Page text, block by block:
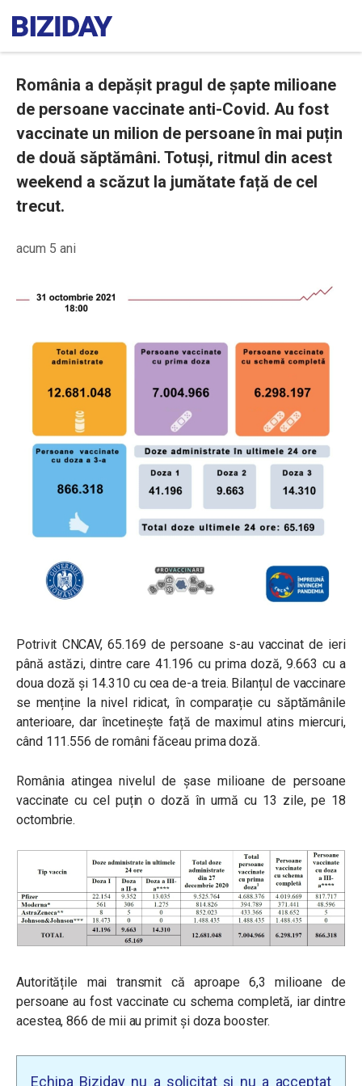
România a depășit pragul de șapte milioane
de persoane vaccinate anti-Covid. Au fost
vaccinate un milion de persoane în mai puțin
de două săptămâni. Totuși, ritmul din acest
weekend a scăzut la jumătate față de cel
trecut.
acum 5 ani
Potrivit CNCAV, 65.169 de persoane s-au vaccinat de ieri
până astăzi, dintre care 41.196 cu prima doză, 9.663 cu a
doua doză și 14.310 cu cea de-a treia. Bilanțul de vaccinare
se menține la nivel ridicat, în comparație cu săptămânile
anterioare, dar încetinește față de maximul atins miercuri,
când 111.556 de români făceau prima doză.
România atingea nivelul de șase milioane de persoane
vaccinate cu cel puțin o doză în urmă cu 13 zile, pe 18
octombrie.
Autoritățile mai transmit că aproape 6,3 milioane de
persoane au fost vaccinate cu schema completă, iar dintre
acestea, 866 de mii au primit și doza booster.
Echipa Biziday nu a solicitat și nu a acceptat